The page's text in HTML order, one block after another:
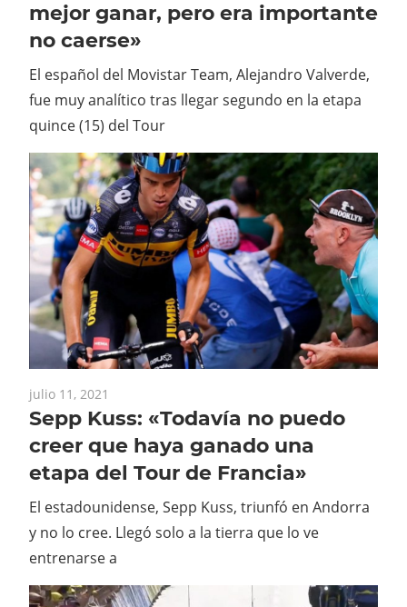
mejor ganar, pero era importante
no caerse»
El español del Movistar Team, Alejandro Valverde,
fue muy analítico tras llegar segundo en la etapa
quince (15) del Tour
julio 11, 2021
Sepp Kuss: «Todavía no puedo
creer que haya ganado una
etapa del Tour de Francia»
El estadounidense, Sepp Kuss, triunfó en Andorra
y no lo cree. Llegó solo a la tierra que lo ve
entrenarse a